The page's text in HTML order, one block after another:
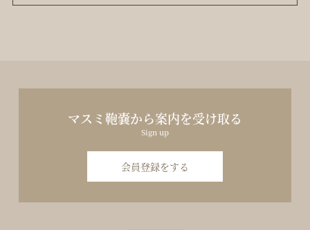
マスミ鞄嚢から案内を受け取る
Sign up
会員登録をする